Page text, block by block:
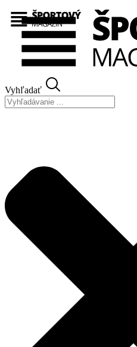
Preskočiť
na
obsah
Vyhľadať